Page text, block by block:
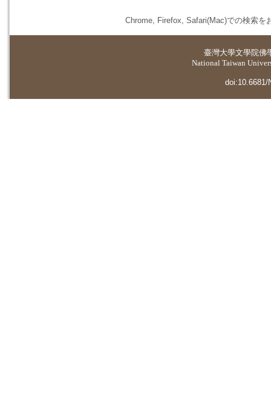
Chrome, Firefox, Safari(Mac)での検索を
臺灣大學文學院佛
National Taiwan
doi:10.6681/